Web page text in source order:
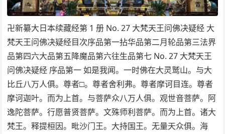
卍新纂大日本续藏经第 1 册 No. 27 大梵天王问佛决疑经 大
梵天王问佛决疑经目次序品第一拈华品第二月轮品第三法界
品第四六大品第五降魔品第六往生品第七 No. 27 大梵天王
问佛决疑经 序品第一 如是我闻。一时佛在大灵鹫山。与大
比丘八万人俱。尊者□。尊者舍利弗。尊者摩诃目连。尊者
摩诃迦叶。而为上首。与菩萨众八万人俱。观世音菩萨。阿
逸陀菩萨。行愿普贤菩萨。文殊师利菩萨。而为上首。诸大
梵王。释提桓因。毗沙门王。大持国王。无量天众俱。海